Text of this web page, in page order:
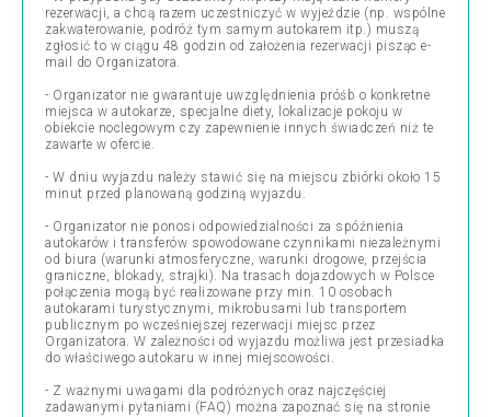
rezerwacji, a chcą razem uczestniczyć w wyjeździe (np. wspólne
zakwaterowanie, podróż tym samym autokarem itp.) muszą
zgłosić to w ciągu 48 godzin od założenia rezerwacji pisząc e-
mail do Organizatora.
- Organizator nie gwarantuje uwzględnienia próśb o konkretne
miejsca w autokarze, specjalne diety, lokalizacje pokoju w
obiekcie noclegowym czy zapewnienie innych świadczeń niż te
zawarte w ofercie.
- W dniu wyjazdu należy stawić się na miejscu zbiórki około 15
minut przed planowaną godziną wyjazdu.
- Organizator nie ponosi odpowiedzialności za spóźnienia
autokarów i transferów spowodowane czynnikami niezależnymi
od biura (warunki atmosferyczne, warunki drogowe, przejścia
graniczne, blokady, strajki). Na trasach dojazdowych w Polsce
połączenia mogą być realizowane przy min. 10 osobach
autokarami turystycznymi, mikrobusami lub transportem
publicznym po wcześniejszej rezerwacji miejsc przez
Organizatora. W zależności od wyjazdu możliwa jest przesiadka
do właściwego autokaru w innej miejscowości.
- Z ważnymi uwagami dla podróżnych oraz najczęściej
zadawanymi pytaniami (FAQ) można zapoznać się na stronie